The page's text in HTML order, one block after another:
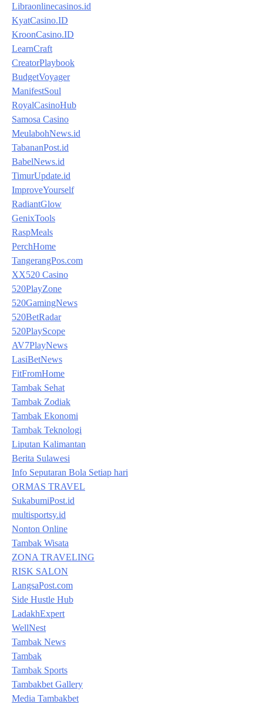
Libraonlinecasinos.id
KyatCasino.ID
KroonCasino.ID
LearnCraft
CreatorPlaybook
BudgetVoyager
ManifestSoul
RoyalCasinoHub
Samosa Casino
MeulabohNews.id
TabananPost.id
BabelNews.id
TimurUpdate.id
ImproveYourself
RadiantGlow
GenixTools
RaspMeals
PerchHome
TangerangPos.com
XX520 Casino
520PlayZone
520GamingNews
520BetRadar
520PlayScope
AV7PlayNews
LasiBetNews
FitFromHome
Tambak Sehat
Tambak Zodiak
Tambak Ekonomi
Tambak Teknologi
Liputan Kalimantan
Berita Sulawesi
Info Seputaran Bola Setiap hari
ORMAS TRAVEL
SukabumiPost.id
multisportsy.id
Nonton Online
Tambak Wisata
ZONA TRAVELING
RISK SALON
LangsaPost.com
Side Hustle Hub
LadakhExpert
WellNest
Tambak News
Tambak
Tambak Sports
Tambakbet Gallery
Media Tambakbet